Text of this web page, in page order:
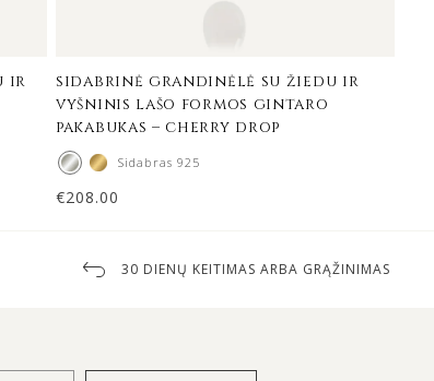
ir
sidabrinė grandinėlė su žiedu ir
vyšninis lašo formos gintaro
pakabukas – cherry drop
Sidabras 925
€208.00
30 DIENŲ KEITIMAS ARBA GRĄŽINIMAS